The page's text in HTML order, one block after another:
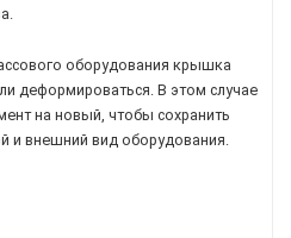
оборудования крышка
деформироваться. В этом случае
на новый, чтобы сохранить
и внешний вид оборудования.